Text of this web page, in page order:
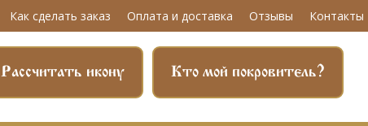
Как сделать заказ Оплата и доставка Отзывы Контакты
Кто мой покровитель?
Рассчитать икону